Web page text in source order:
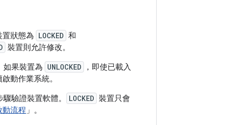
狀態為 LOCKED 和
裝置則允許修改。
如果裝置為 UNLOCKED
，即使已載入
動作業系統。
驟驗證裝置軟體。 LOCKED 裝置只會
動流程」。